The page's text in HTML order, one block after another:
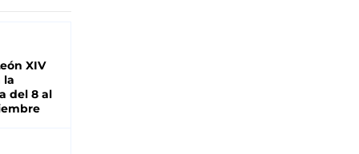
XIV
la
del 8 al